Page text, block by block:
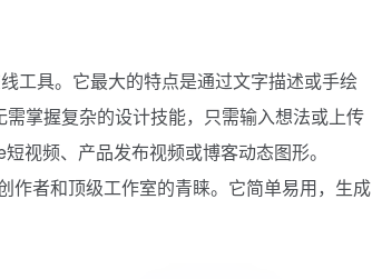
工具。它最大的特点是通过文字描述或手绘
掌握复杂的设计技能，只需输入想法或上传
视频、产品发布视频或博客动态图形。
作者和顶级工作室的青睐。它简单易用，生成